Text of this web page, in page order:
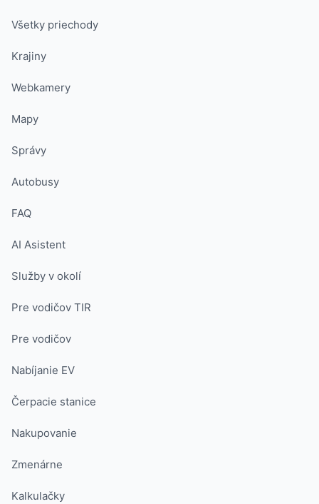
Všetky priechody
Krajiny
Webkamery
Mapy
Správy
Autobusy
FAQ
AI Asistent
Služby v okolí
Pre vodičov TIR
Pre vodičov
Nabíjanie EV
Čerpacie stanice
Nakupovanie
Zmenárne
Kalkulačky